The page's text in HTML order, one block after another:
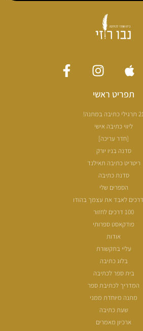
תפריט ראשי
כתיבה במתנה!
ליווי כתיבה אישי
[חדר עריכה]
סדנה בניו יורק
ריטריט כתיבה תאילנד
סדנת כתיבה
הספרים שלי
100 דרכים לחזור
פודקאסט ספרותי
אודות
עליי בתקשורת
בלוג כתיבה
בית ספר לכתיבה
המדריך לכתיבת ספר
מתנה מיוחדת ממני
שעת כתיבה
ארכיון מאמרים